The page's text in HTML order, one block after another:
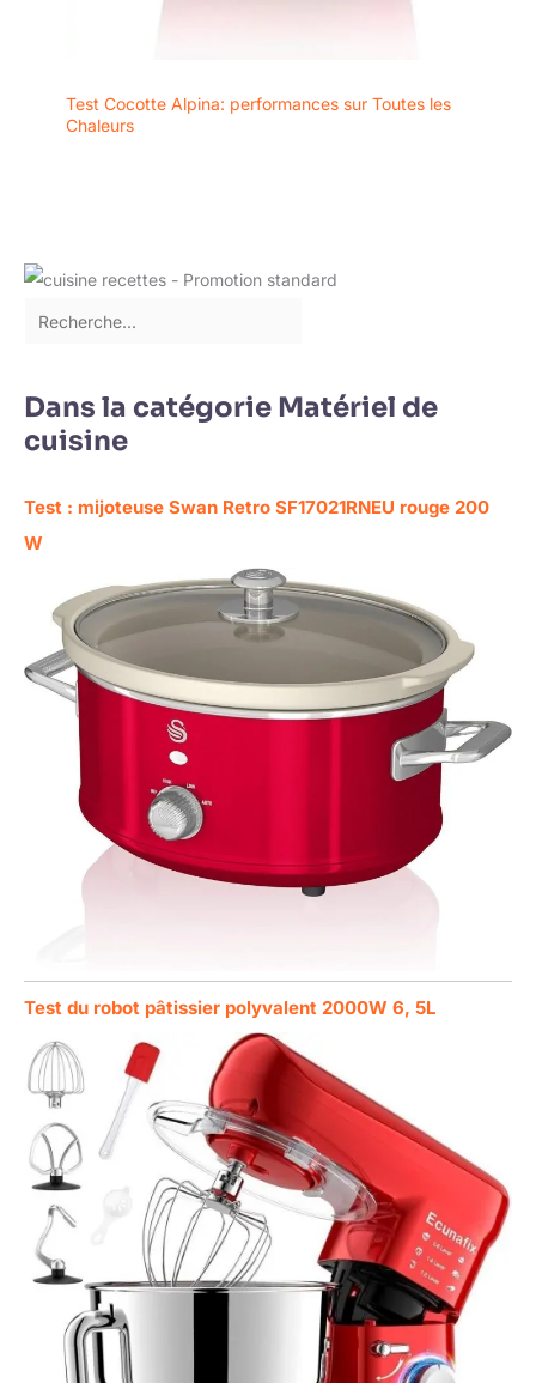
Test Cocotte Alpina: performances sur Toutes les
Chaleurs
Dans la catégorie Matériel de
cuisine
Test : mijoteuse Swan Retro SF17021RNEU rouge 200
W
Test du robot pâtissier polyvalent 2000W 6, 5L